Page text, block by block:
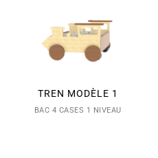
TREN MODÈLE 1
BAC 4 CASES 1 NIVEAU